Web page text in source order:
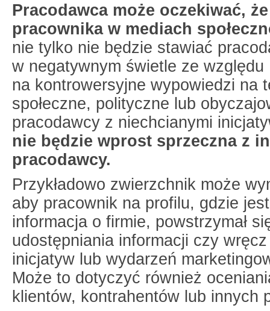
Pracodawca może oczekiwać,
pracownika w mediach
nie tylko nie będzie stawiać
w negatywnym świetle ze względu
na kontrowersyjne wypowiedzi na
społeczne, polityczne lub
pracodawcy z niechcianymi
nie będzie wprost sprzeczna z
pracodawcy.
Przykładowo zwierzchnik może
aby pracownik na profilu, gdzie
informacja o firmie, powstrzymał
udostępniania informacji czy
inicjatyw lub wydarzeń
Może to dotyczyć również
klientów, kontrahentów lub innych